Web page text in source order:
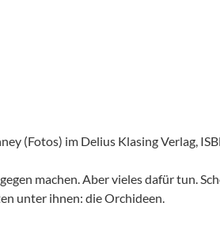
(Fotos) im Delius Klasing Verlag,
machen. Aber vieles dafür tun.
unter ihnen: die Orchideen.